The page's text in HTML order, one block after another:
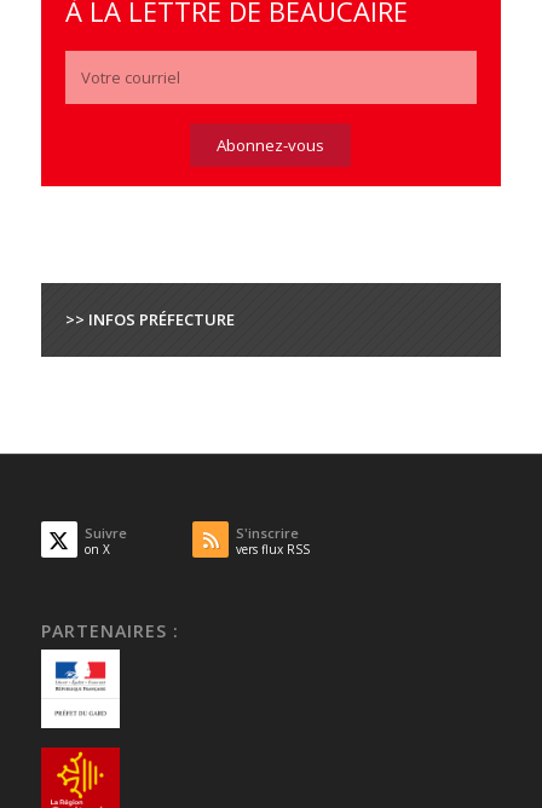
À LA LETTRE DE BEAUCAIRE
>> INFOS PRÉFECTURE
Suivre
on X
S'inscrire
vers flux RSS
PARTENAIRES :